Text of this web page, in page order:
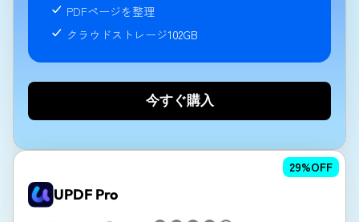
PDFページを整理
クラウドストレージ102GB
今すぐ購入
UPDF Pro
29%OFF